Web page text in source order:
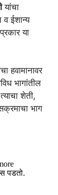
यांचा
ईशान्य
या
हवामानावर
भागांतील
शेती,
भाग